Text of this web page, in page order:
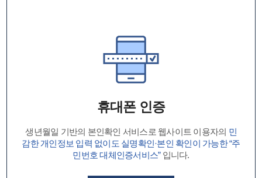
휴대폰 인증
생년월일 기반의 본인확인 서비스로 웹사이트 이용자의 민
감한 개인정보 입력 없이도 실명확인·본인 확인이 가능한 “주
민번호 대체인증서비스”입니다.